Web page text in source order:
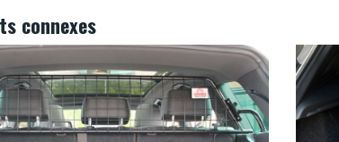
connexes